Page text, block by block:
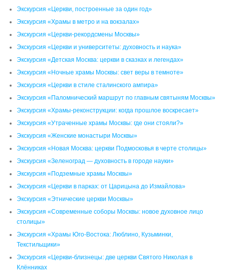
Экскурсия «Церкви, построенные за один год»
Экскурсия «Храмы в метро и на вокзалах»
Экскурсия «Церкви-рекордсмены Москвы»
Экскурсия «Церкви и университеты: духовность и наука»
Экскурсия «Детская Москва: церкви в сказках и легендах»
Экскурсия «Ночные храмы Москвы: свет веры в темноте»
Экскурсия «Церкви в стиле сталинского ампира»
Экскурсия «Паломнический маршрут по главным святыням Москвы»
Экскурсия «Храмы-реконструкции: когда прошлое воскресает»
Экскурсия «Утраченные храмы Москвы: где они стояли?»
Экскурсия «Женские монастыри Москвы»
Экскурсия «Новая Москва: церкви Подмосковья в черте столицы»
Экскурсия «Зеленоград — духовность в городе науки»
Экскурсия «Подземные храмы Москвы»
Экскурсия «Церкви в парках: от Царицына до Измайлова»
Экскурсия «Этнические церкви Москвы»
Экскурсия «Современные соборы Москвы: новое духовное лицо
столицы»
Экскурсия «Храмы Юго-Востока: Люблино, Кузьминки,
Текстильщики»
Экскурсия «Церкви-близнецы: две церкви Святого Николая в
Клённиках